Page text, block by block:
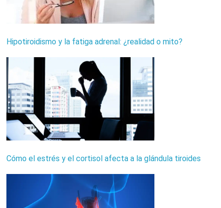
Hipotiroidismo y la fatiga adrenal: ¿realidad o mito?
Cómo el estrés y el cortisol afecta a la glándula tiroides